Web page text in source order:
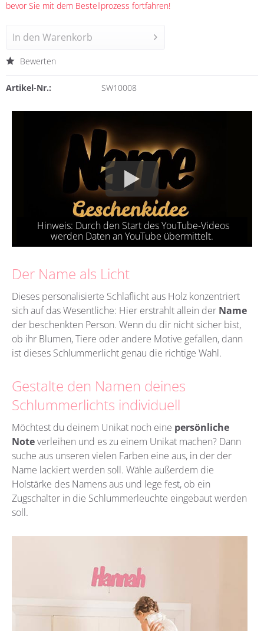
bevor Sie mit dem Bestellprozess fortfahren!
In den Warenkorb
Bewerten
Artikel-Nr.: SW10008
Der Name als Licht
Dieses personalisierte Schlaflicht aus Holz konzentriert
sich auf das Wesentliche: Hier erstrahlt allein der Name
der beschenkten Person. Wenn du dir nicht sicher bist,
ob ihr Blumen, Tiere oder andere Motive gefallen, dann
ist dieses Schlummerlicht genau die richtige Wahl.
Gestalte den Namen deines
Schlummerlichts individuell
Möchtest du deinem Unikat noch eine persönliche
Noteverleihen und es zu einem Unikat machen? Dann
suche aus unseren vielen Farben eine aus, in der der
Name lackiert werden soll. Wähle außerdem die
Holstärke des Namens aus und lege fest, ob ein
Zugschalter in die Schlummerleuchte eingebaut werden
soll.